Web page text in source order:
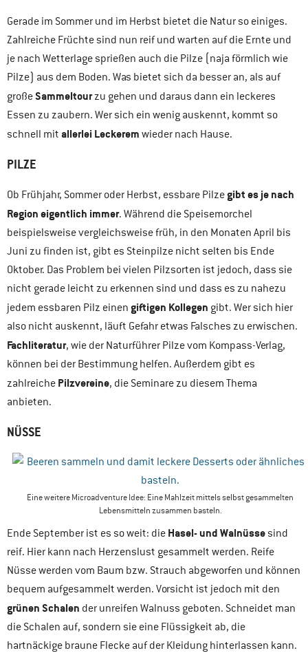
Gerade im Sommer und im Herbst bietet die Natur so einiges.
Zahlreiche Früchte sind nun reif und warten auf die Ernte und
je nach Wetterlage sprießen auch die Pilze (naja förmlich wie
Pilze) aus dem Boden. Was bietet sich da besser an, als auf
großeSammeltourzu gehen und daraus dann ein leckeres
Essen zu zaubern. Wer sich ein wenig auskennt, kommt so
schnell mit allerlei Leckerem wieder nach Hause.
PILZE
Ob Frühjahr, Sommer oder Herbst, essbare Pilzegibt es je nach
Region eigentlich immer. Während die Speisemorchel
beispielsweise vergleichsweise früh, in den Monaten April bis
Juni zu finden ist, gibt es Steinpilze nicht selten bis Ende
Oktober. Das Problem bei vielen Pilzsorten ist jedoch, dass sie
nicht gerade leicht zu erkennen sind und dass es zu nahezu
jedem essbaren Pilz einen giftigen Kollegen gibt. Wer sich hier
also nicht auskennt, läuft Gefahr etwas Falsches zu erwischen.
Fachliteratur, wie der Naturführer Pilze vom Kompass-Verlag,
können bei der Bestimmung helfen. Außerdem gibt es
zahlreiche Pilzvereine, die Seminare zu diesem Thema
anbieten.
NÜSSE
Eine weitere Microadventure Idee: Eine Mahlzeit mittels selbst gesammelten
Lebensmitteln zusammen basteln.
Ende September ist es so weit: die Hasel- und Walnüssesind
reif. Hier kann nach Herzenslust gesammelt werden. Reife
Nüsse werden vom Baum bzw. Strauch abgeworfen und können
bequem aufgesammelt werden. Vorsicht ist jedoch mit den
grünen Schalen der unreifen Walnuss geboten. Schneidet man
die Schalen auf, sondern sie eine Flüssigkeit ab, die
hartnäckige braune Flecke auf der Kleidung hinterlassen kann.